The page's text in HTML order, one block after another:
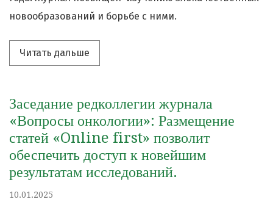
новообразований и борьбе с ними.
Читать дальше
Заседание редколлегии журнала
«Вопросы онкологии»: Размещение
статей «Online first» позволит
обеспечить доступ к новейшим
результатам исследований.
10.01.2025